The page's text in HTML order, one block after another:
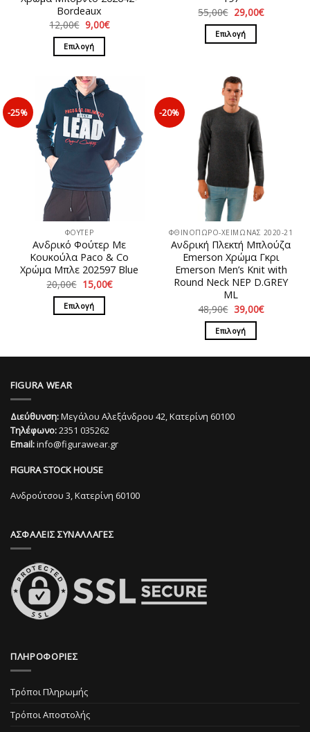
Βordeaux
12,00€ Original
price
was:
12,00€.
9,00€Η
Επιλογή
το
προϊόν
έχει
πολλαπλές
παραλλαγές.
επιλογές
μπορούν
να
επιλεγούν
στη
σελίδα
του
προϊόντος
55,00€ Original
price
was:
55,00€.
29,00€Η
Επιλογή
προϊόν
έχει
πολλαπλές
παραλλαγές.
επιλογές
μπορούν
επιλεγούν
στη
σελίδα
του
προϊόντος
-25%
ΦΟΥΤΕΡ
Ανδρικό Φούτερ Με
Κουκούλα Paco & Co
Χρώμα Μπλε 202597 Blue
20,00€ Original
price
was:
20,00€.
15,00€Η
τρέχουσα
Επιλογή
Οι
επιλογές
επιλεγούν
σελίδα
-20%
ΦΘΙΝΟΠΩΡΟ-ΧΕΙΜΩΝΑΣ 2020-21
Ανδρική Πλεκτή Μπλούζα
Emerson Χρώμα Γκρι
Emerson Men’s Knit with
Round Neck NEP D.GREY
ML
48,90€ Original
price
was:
48,90€.
39,00€Η
τρέχουσα
Επιλογή
παραλλαγές.
FIGURA WEAR
Διεύθυνση:Μεγάλου Αλεξάνδρου 42, Κατερίνη 60100
Τηλέφωνο:2351 035262
Email:info@figurawear.gr
FIGURA STOCK HOUSE
Ανδρούτσου 3, Κατερίνη 60100
ΑΣΦΑΛΕΙΣ ΣΥΝΑΛΛΑΓΕΣ
ΠΛΗΡΟΦΟΡΙΕΣ
Τρόποι Πληρωμής
Τρόποι Αποστολής